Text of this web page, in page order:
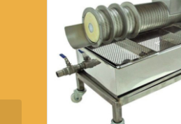
Machine à désoperculer